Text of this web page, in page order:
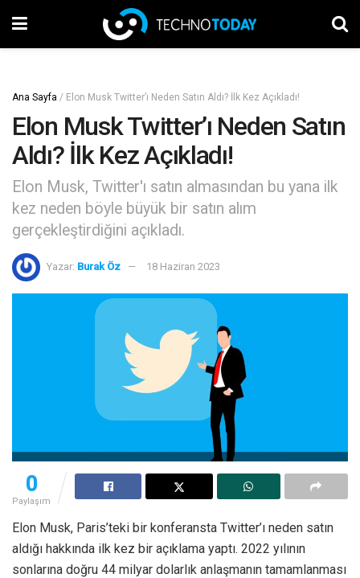
Ana Sayfa / Elon Musk Twitter’ı Neden Satın Aldı? İlk Kez Açıkladı!
Elon Musk Twitter’ı Neden Satın
Aldı? İlk Kez Açıkladı!
Elon Musk, Twitter'ı satın almasından bu yana ilk
kez neden böyle büyük bir satın alım
gerçekleştirdiğini açıkladı.
Yazar: Burak Öz 18 Haziran 2023
0
Paylaşım
Elon Musk, Paris’teki bir konferansta Twitter’ı neden satın
aldığı hakkında ilk kez bir açıklama yaptı. 2022 yılının
sonlarına doğru 44 milyar dolarlık anlaşmanın tamamlanması